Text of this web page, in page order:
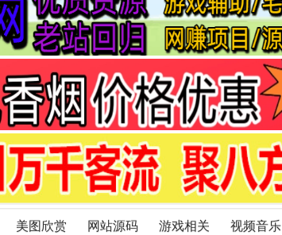
美图欣赏 网站源码 游戏相关 视频音乐